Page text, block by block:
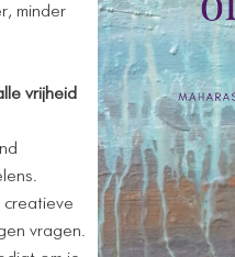
minder
vrijheid
creatieve
vragen.